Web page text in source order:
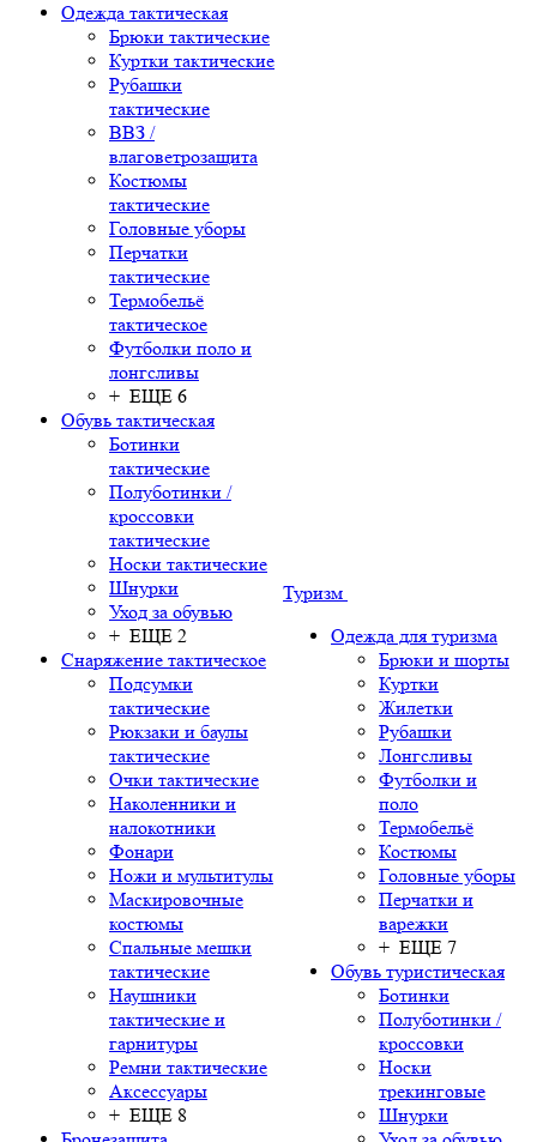
Одежда тактическая
Брюки тактические
Куртки тактические
Рубашки
тактические
ВВЗ /
влаговетрозащита
Костюмы
тактические
Головные уборы
Перчатки
тактические
Термобельё
тактическое
Футболки поло и
лонгсливы
+ ЕЩЕ 6
Обувь тактическая
Ботинки
тактические
Полуботинки /
кроссовки
тактические
Носки тактические
Шнурки
Уход за обувью
+ ЕЩЕ 2
Снаряжение тактическое
Подсумки
тактические
Рюкзаки и баулы
тактические
Очки тактические
Наколенники и
налокотники
Фонари
Ножи и мультитулы
Маскировочные
костюмы
Спальные мешки
тактические
Наушники
тактические и
гарнитуры
Ремни тактические
Аксессуары
+ ЕЩЕ 8
Туризм
Одежда для туризма
Брюки и шорты
Куртки
Жилетки
Рубашки
Лонгсливы
Футболки и
поло
Термобельё
Костюмы
Головные уборы
Перчатки и
варежки
+ ЕЩЕ 7
Обувь туристическая
Ботинки
Полуботинки /
кроссовки
Носки
трекинговые
Шнурки